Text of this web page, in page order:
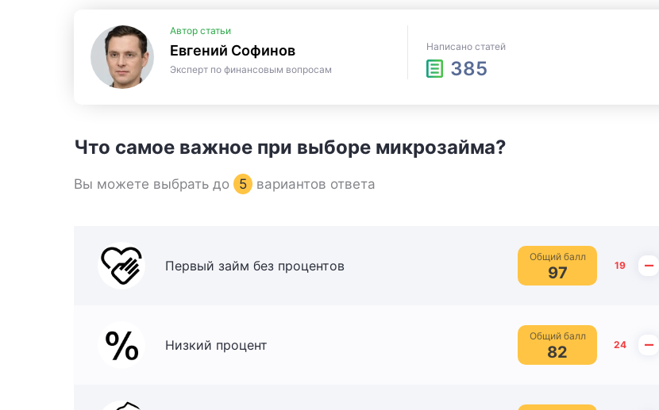
Автор статьи
Евгений Софинов
Эксперт по финансовым вопросам
Написано статей
385
Что самое важное при выборе микрозайма?
Вы можете выбрать до 5 вариантов ответа
Первый займ без процентов
Общий балл
97 19 –
Низкий процент
Общий балл
82 24 –